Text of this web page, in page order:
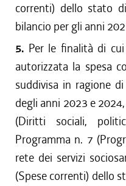
correnti) dello stato
bilancio per gli anni
5. Per le finalità di
autorizzata la spesa
suddivisa in ragione
degli anni 2023 e
(Diritti sociali,
Programma n. 7
rete dei servizi
(Spese correnti) dello